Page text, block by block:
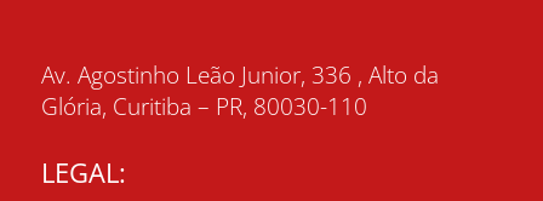
Av. Agostinho Leão Junior, 336 , Alto da
Glória, Curitiba – PR, 80030-110
LEGAL: